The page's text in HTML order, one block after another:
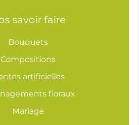
savoir faire
Bouquets
Compositions
artificielles
floraux
Mariage